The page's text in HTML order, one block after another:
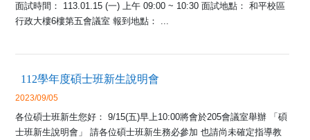
面試時間： 113.01.15 (一) 上午 09:00 ~ 10:30 面試地點： 和平校區
行政大樓6樓第五會議室 報到地點： ...
112學年度碩士班新生說明會
2023/09/05
各位碩士班新生您好： 9/15(五)早上10:00將會於205會議室舉辦 「碩
士班新生說明會」 請各位碩士班新生務必參加 也請尚未確定指導教